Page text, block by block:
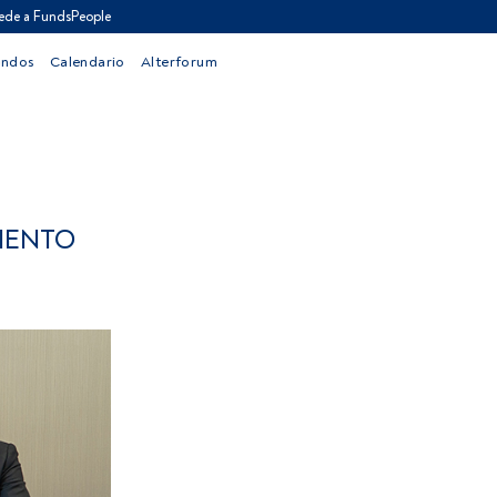
a FundsPeople
Calendario Alterforum